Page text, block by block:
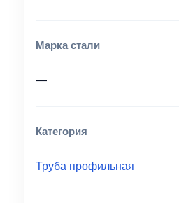
Марка стали
—
Категория
Труба профильная